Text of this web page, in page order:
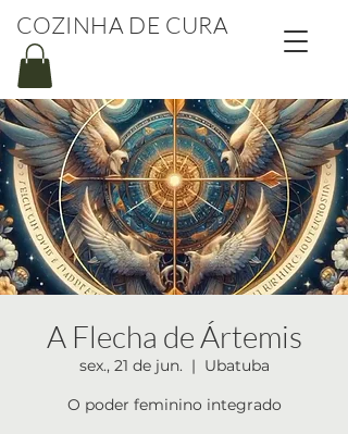
COZINHA DE CURA
A Flecha de Ártemis
sex., 21 de jun.
  |
Ubatuba
O poder feminino integrado